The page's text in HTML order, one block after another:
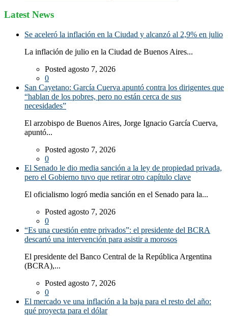
Latest News
Se aceleró la inflación en la Ciudad y alcanzó al 2,9% en julio
La inflación de julio en la Ciudad de Buenos Aires...
Posted agosto 7, 2026
0
San Cayetano: García Cuerva apuntó contra los dirigentes que
“hablan de los pobres, pero no están cerca de sus
necesidades”
El arzobispo de Buenos Aires, Jorge Ignacio García Cuerva,
apuntó...
Posted agosto 7, 2026
0
El Senado le dio media sanción a la ley de propiedad privada,
pero el Gobierno tuvo que retirar otro capítulo clave
El oficialismo logró media sanción en el Senado para la...
Posted agosto 7, 2026
0
“Es una cuestión entre privados”: el presidente del BCRA
descartó una intervención para asistir a morosos
El presidente del Banco Central de la República Argentina
(BCRA),...
Posted agosto 7, 2026
0
El mercado ve una inflación a la baja para el resto del año:
qué proyecta para el dólar